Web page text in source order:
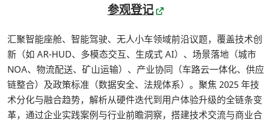
参观登记
汇聚智能座舱、智能驾驶、无人小车领域前沿议题，覆盖技术创
新（如 AR-HUD、多模态交互、生成式 AI）、场景落地（城市
NOA、物流配送、矿山运输）、产业协同（车路云一体化、供应
链整合）及政策标准（数据安全、法规体系）。聚焦 2025 年技
术分化与融合趋势，解析从硬件迭代到用户体验升级的全链条变
革，通过企业实践案例与行业前瞻洞察，搭建技术交流与商业合